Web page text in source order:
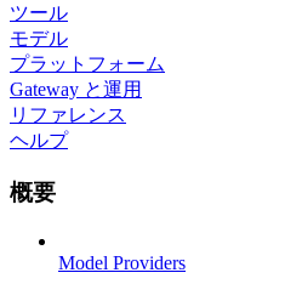
ツール
モデル
プラットフォーム
Gateway と運用
リファレンス
ヘルプ
概要
Model Providers